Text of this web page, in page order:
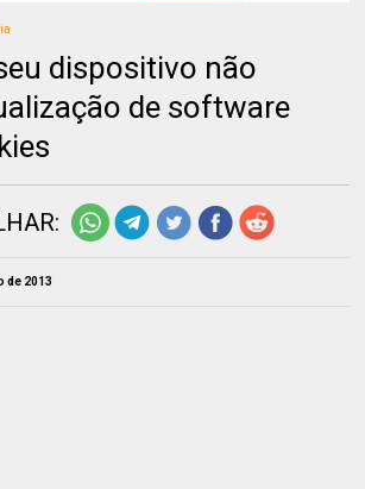
dispositivo não
de software
de 2013